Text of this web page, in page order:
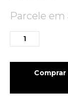
Parcele em
Comprar